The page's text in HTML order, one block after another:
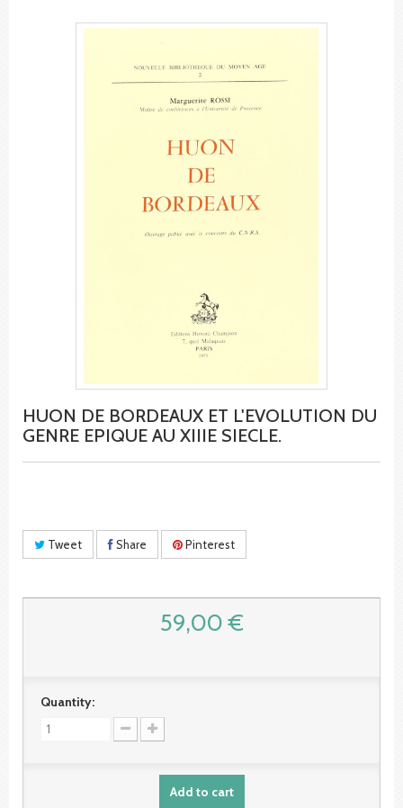
HUON DE BORDEAUX ET L'EVOLUTION DU
GENRE EPIQUE AU XIIIE SIECLE.
Tweet Share Pinterest
59,00 €
Quantity:
Add to cart